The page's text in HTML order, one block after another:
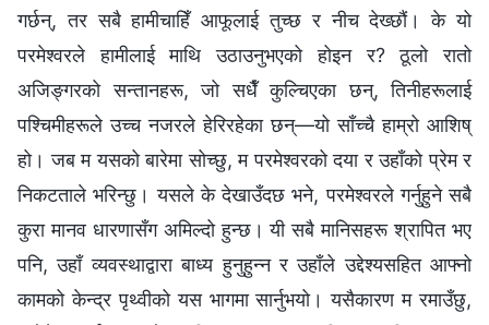
गर्छन्, तर सबै हामीचाहिँ आफूलाई तुच्छ र नीच देख्छौं। के यो
परमेश्‍वरले हामीलाई माथि उठाउनुभएको होइन र? ठूलो रातो
अजिङ्गरको सन्तानहरू, जो सधैँ कुल्चिएका छन्, तिनीहरूलाई
पश्चिमीहरूले उच्‍च नजरले हेरिरहेका छन्—यो साँच्चै हाम्रो आशिष्
हो। जब म यसको बारेमा सोच्छु, म परमेश्‍वरको दया र उहाँको प्रेम र
निकटताले भरिन्छु। यसले के देखाउँदछ भने, परमेश्‍वरले गर्नुहुने सबै
कुरा मानव धारणासँग अमिल्दो हुन्छ। यी सबै मानिसहरू श्रापित भए
पनि, उहाँ व्यवस्थाद्वारा बाध्य हुनुहुन्न र उहाँले उद्देश्यसहित आफ्नो
कामको केन्द्र पृथ्वीको यस भागमा सार्नुभयो। यसैकारण म रमाउँछु,